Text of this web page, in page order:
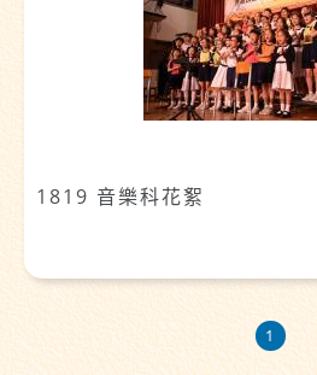
1819 音樂科花絮
1